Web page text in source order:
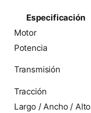
Especificación
Motor
Potencia
Transmisión
Tracción
Largo / Ancho / Alto